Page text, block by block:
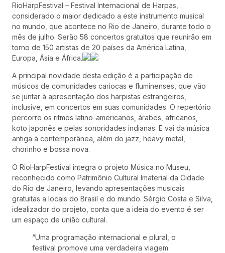
RioHarpFestival – Festival Internacional de Harpas,
considerado o maior dedicado a este instrumento musical
no mundo, que acontece no Rio de Janeiro, durante todo o
mês de julho. Serão 58 concertos gratuitos que reunirão em
torno de 150 artistas de 20 países da América Latina,
Europa, Ásia e África.
A principal novidade desta edição é a participação de
músicos de comunidades cariocas e fluminenses, que vão
se juntar à apresentação dos harpistas estrangeiros,
inclusive, em concertos em suas comunidades. O repertório
percorre os ritmos latino-americanos, árabes, africanos,
koto japonês e pelas sonoridades indianas. E vai da música
antiga à contemporânea, além do jazz, heavy metal,
chorinho e bossa nova.
O RioHarpFestival integra o projeto Música no Museu,
reconhecido como Patrimônio Cultural Imaterial da Cidade
do Rio de Janeiro, levando apresentações musicais
gratuitas a locais do Brasil e do mundo. Sérgio Costa e Silva,
idealizador do projeto, conta que a ideia do evento é ser
um espaço de união cultural.
“Uma programação internacional e plural, o
festival promove uma verdadeira viagem